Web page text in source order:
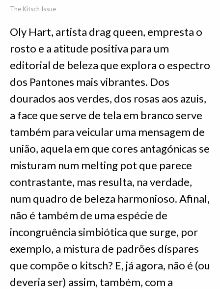
The Kitsch Issue
Oly Hart, artista drag queen, empresta o
rosto e a atitude positiva para um
editorial de beleza que explora o espectro
dos Pantones mais vibrantes. Dos
dourados aos verdes, dos rosas aos azuis,
a face que serve de tela em branco serve
também para veicular uma mensagem de
união, aquela em que cores antagónicas se
misturam num melting pot que parece
contrastante, mas resulta, na verdade,
num quadro de beleza harmonioso. Afinal,
não é também de uma espécie de
incongruência simbiótica que surge, por
exemplo, a mistura de padrões díspares
que compõe o kitsch? E, já agora, não é (ou
deveria ser) assim, também, com a